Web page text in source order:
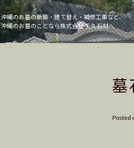
沖縄のお墓の新築・建て替え・補修工事など、
沖縄のお墓のことなら株式会社 天久石材へ
墓
Posted